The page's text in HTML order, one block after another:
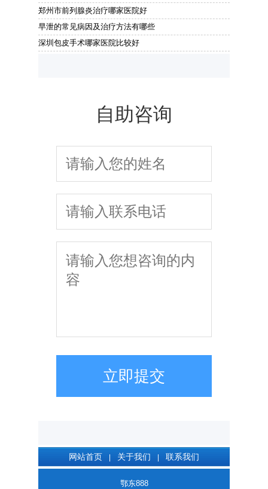
郑州市前列腺炎治疗哪家医院好
早泄的常见病因及治疗方法有哪些
深圳包皮手术哪家医院比较好
自助咨询
立即提交
网站首页 关于我们 联系我们
鄂东888